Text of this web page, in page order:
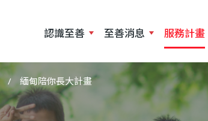
認識至善 至善消息 服務計畫
/ 緬甸陪你長大計畫